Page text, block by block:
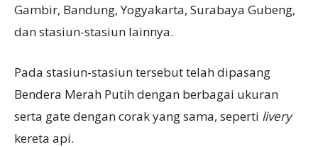
Gambir, Bandung, Yogyakarta, Surabaya Gubeng,
dan stasiun-stasiun lainnya.
Pada stasiun-stasiun tersebut telah dipasang
Bendera Merah Putih dengan berbagai ukuran
serta gate dengan corak yang sama, seperti livery
kereta api.